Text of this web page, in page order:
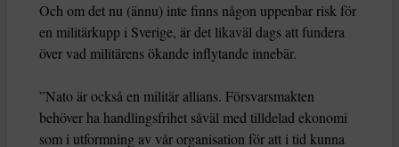
Och om det nu (ännu) inte finns någon uppenbar risk för
en militärkupp i Sverige, är det likaväl dags att fundera
över vad militärens ökande inflytande innebär.
”Nato är också en militär allians. Försvarsmakten
behöver ha handlings­frihet såväl med tilldelad ekonomi
som i utformning av vår organisation för att i tid kunna